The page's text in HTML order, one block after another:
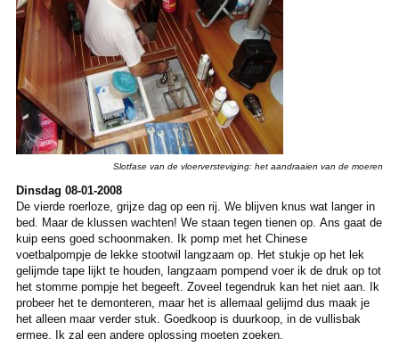
Slotfase van de vloerversteviging: het aandraaien van de moeren
Dinsdag 08-01-2008
De vierde roerloze, grijze dag op een rij. We blijven knus wat langer in
bed. Maar de klussen wachten! We staan tegen tienen op. Ans gaat de
kuip eens goed schoonmaken. Ik pomp met het Chinese
voetbalpompje de lekke stootwil langzaam op. Het stukje op het lek
gelijmde tape lijkt te houden, langzaam pompend voer ik de druk op tot
het stomme pompje het begeeft. Zoveel tegendruk kan het niet aan. Ik
probeer het te demonteren, maar het is allemaal gelijmd dus maak je
het alleen maar verder stuk. Goedkoop is duurkoop, in de vullisbak
ermee. Ik zal een andere oplossing moeten zoeken.